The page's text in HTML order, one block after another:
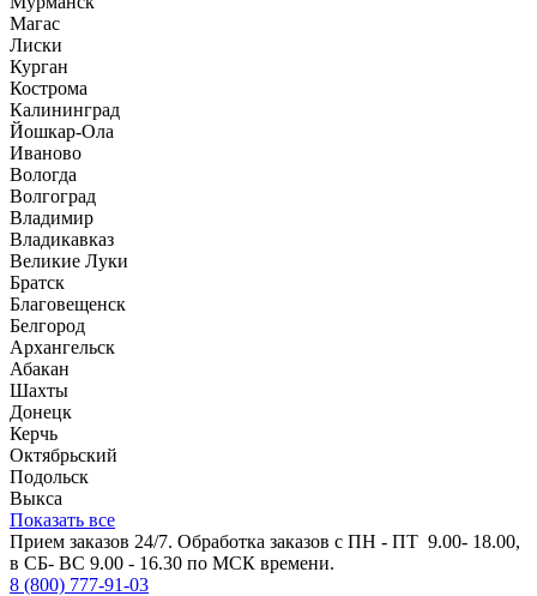
Магас
Лиски
Курган
Кострома
Калининград
Йошкар-Ола
Иваново
Вологда
Волгоград
Владимир
Владикавказ
Великие Луки
Братск
Благовещенск
Белгород
Архангельск
Абакан
Шахты
Донецк
Керчь
Октябрьский
Подольск
Выкса
Показать все
Прием заказов 24/7. Обработка заказов с ПН - ПТ 9.00- 18.00,
в СБ- ВС 9.00 - 16.30 по МСК времени.
8 (800) 777-91-03